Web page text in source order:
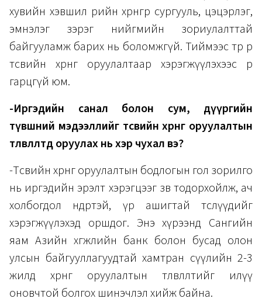
хувийн хэвшил өөрийн хөрөнгөөр сургууль, цэцэрлэг,
эмнэлэг зэрэг нийгмийн зориулалттай
байгууламж барих нь боломжгүй. Тиймээс төр өөрөө
төсвийн хөрөнгө оруулалтаар хэрэгжүүлэхээс өөр
гарцгүй юм.
-Иргэдийн санал болон сум, дүүргийн
түвшний мэдээллийг төсвийн хөрөнгө оруулалтын
төлөвлөлтөд оруулах нь хэр чухал вэ?
-Төсвийн хөрөнгө оруулалтын бодлогын гол зорилго
нь иргэдийн эрэлт хэрэгцээг зөв тодорхойлж, ач
холбогдол өндөртэй, үр ашигтай төслүүдийг
хэрэгжүүлэхэд оршдог. Энэ хүрээнд Сангийн
яам Азийн хөгжлийн банк болон бусад олон
улсын байгууллагуудтай хамтран сүүлийн 2-3
жилд хөрөнгө оруулалтын төлөвлөлтийг илүү
оновчтой болгох шинэчлэл хийж байна.